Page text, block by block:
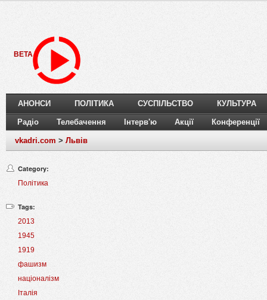
BETA
АНОНСИ ПОЛІТИКА СУСПІЛЬСТВО КУЛЬТУРА
Радіо Телебачення Інтерв'ю Акції Конференції
vkadri.com > Львів
Category:
Політика
Tags:
2013
1945
1919
фашизм
націоналізм
Італія